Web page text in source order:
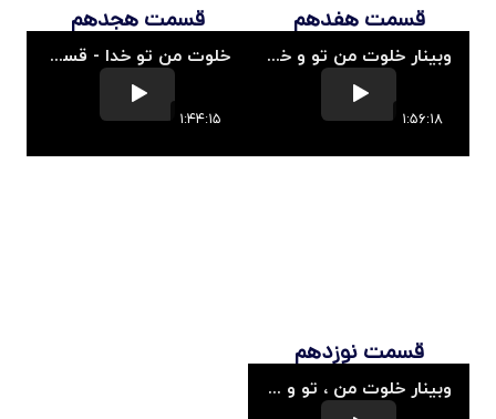
قسمت هفدهم قسمت هجدهم
قسمت نوزدهم